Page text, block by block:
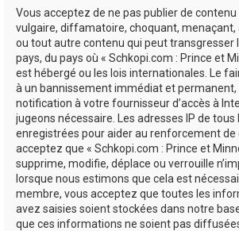
Vous acceptez de ne pas publier de
vulgaire, diffamatoire, choquant, menaçant,
ou tout autre contenu qui peut transgresser
pays, du pays où « Schkopi.com : Prince et
est hébergé ou les lois internationales. Le
à un bannissement immédiat et permanent,
notification à votre fournisseur d’accès à
jugeons nécessaire. Les adresses IP de
enregistrées pour aider au renforcement de
acceptez que « Schkopi.com : Prince et
supprime, modifie, déplace ou verrouille
lorsque nous estimons que cela est
membre, vous acceptez que toutes les
avez saisies soient stockées dans notre
que ces informations ne soient pas